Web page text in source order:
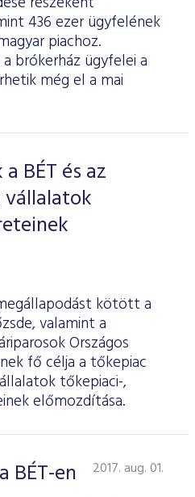
436 ezer ügyfelének
piachoz.
brókerház ügyfelei a
még el a mai
BÉT és az
vállalatok
kötött a
valamint a
Országos
fő célja a tőkepiac
tőkepiaci-,
előmozdítása.
BÉT-en 2017. aug. 01.